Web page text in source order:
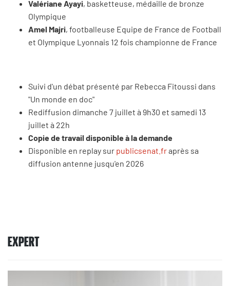
Valériane Ayayi, basketteuse, médaille de bronze
Olympique
Amel Majri, footballeuse Equipe de France de Football
et Olympique Lyonnais 12 fois championne de France
Suivi d'un débat présenté par Rebecca Fitoussi dans
"Un monde en doc"
Rediffusion dimanche 7 juillet à 9h30 et samedi 13
juillet à 22h
Copie de travail disponible à la demande
Disponible en replay sur publicsenat.fraprès sa
diffusion antenne jusqu'en 2026
EXPERT